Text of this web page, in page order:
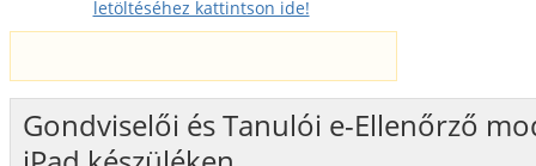
letöltéséhez kattintson ide!
Gondviselői és Tanulói e-Ellenőrző